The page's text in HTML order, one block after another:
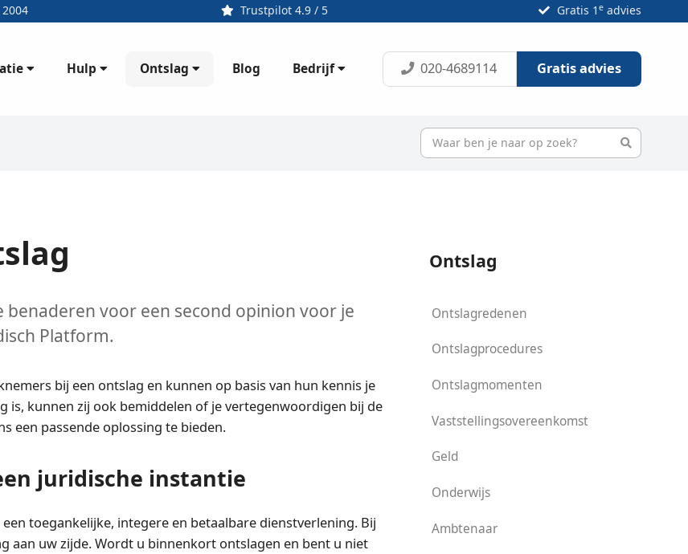
Trustpilot 4.9 / 5 Gratis 1 eadvies
Hulp Ontslag Blog Bedrijf 020-4689114 Gratis advies
voor een second opinion voor je
Platform.
bij een ontslag en kunnen op basis van hun kennis je
is, kunnen zij ook bemiddelen of je vertegenwoordigen bij de
een passende oplossing te bieden.
juridische instantie
toegankelijke, integere en betaalbare dienstverlening. Bij
aan uw zijde. Wordt u binnenkort ontslagen en bent u niet
Ontslag
Ontslagredenen
Ontslagprocedures
Ontslagmomenten
Vaststellingsovereenkomst
Geld
Onderwijs
Ambtenaar